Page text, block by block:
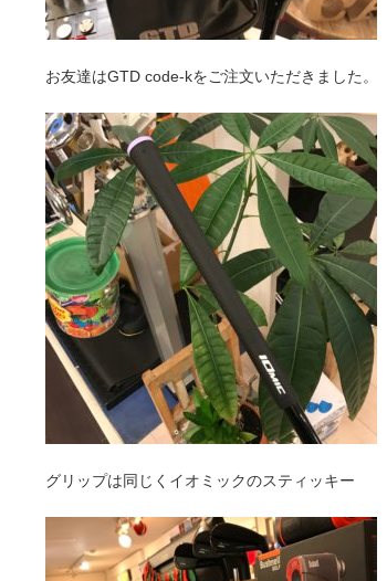
お友達はGTD code-kをご注文いただきました。
グリップは同じくイオミックのスティッキー